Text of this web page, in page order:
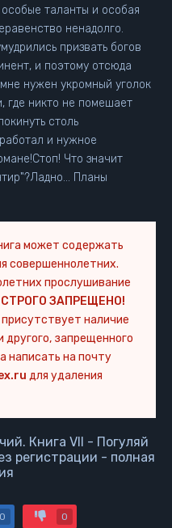
таланты и особая
ненадолго.
призвать богов
и поэтому отсюда
нужен укромный уголок
где никто не помешает
столь
и нужное
Что значит
Планы
может содержать
совершеннолетних.
прослушивание
СТРОГО ЗАПРЕЩЕНО!
присутствует наличие
запрещенного
написать на почту
для удаления
Книга VII - Погуляй
регистрации - полная
0 0